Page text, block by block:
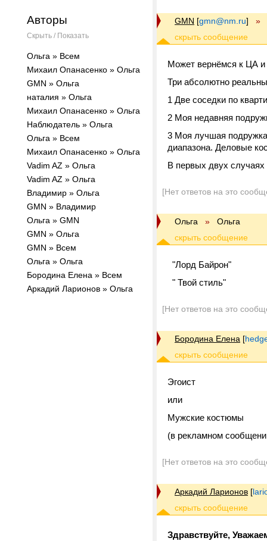
Авторы
Скрыть / Показать
Ольга » Всем
Михаил Опанасенко » Ольга
GMN » Ольга
наталия » Ольга
Михаил Опанасенко » Ольга
Наблюдатель » Ольга
Ольга » Всем
Михаил Опанасенко » Ольга
Vadim AZ » Ольга
Vadim AZ » Ольга
Владимир » Ольга
GMN » Владимир
Ольга » GMN
GMN » Ольга
GMN » Всем
Ольга » Ольга
Бородина Елена » Всем
Аркадий Ларионов » Ольга
GMN [gmn@nm.ru] »
Может вернёмся к ЦА и
Три абсолютно
1 Две соседки по
2 Моя недавняя
3 Моя лучшая
диапазона. Деловые
В первых двух
[Нет ответов на это
Ольга » Ольга
"Лорд Байрон"
" Твой стиль"
[Нет ответов на это
Бородина Елена [
Эгоист
или
Мужские костюмы
(в рекламном
[Нет ответов на это
Аркадий Ларионов [
Здравствуйте,